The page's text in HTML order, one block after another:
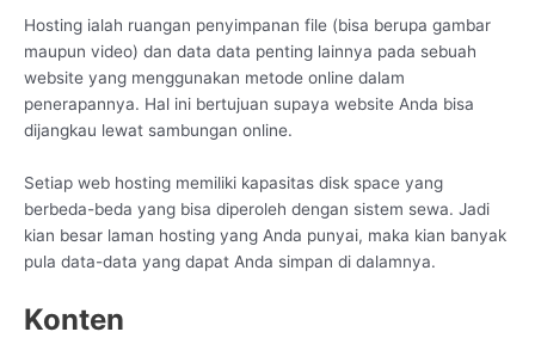
Hosting ialah ruangan penyimpanan file (bisa berupa gambar
maupun video) dan data data penting lainnya pada sebuah
website yang menggunakan metode online dalam
penerapannya. Hal ini bertujuan supaya website Anda bisa
dijangkau lewat sambungan online.
Setiap web hosting memiliki kapasitas disk space yang
berbeda-beda yang bisa diperoleh dengan sistem sewa. Jadi
kian besar laman hosting yang Anda punyai, maka kian banyak
pula data-data yang dapat Anda simpan di dalamnya.
Konten